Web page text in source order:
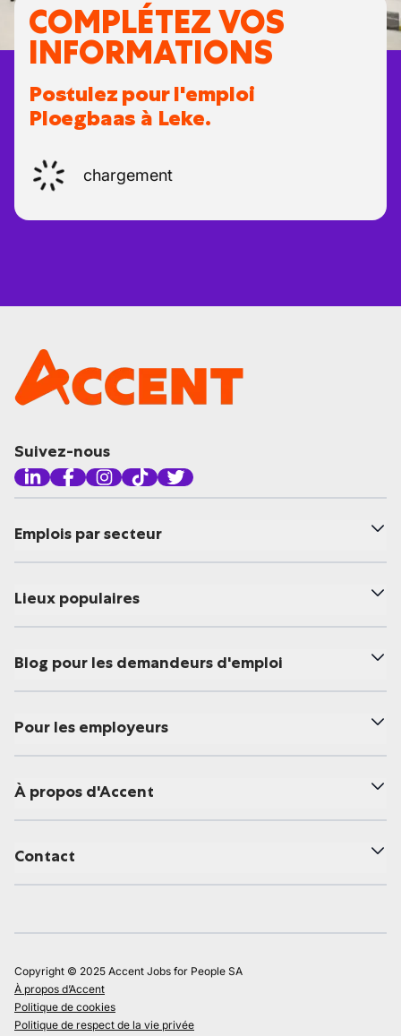
COMPLÉTEZ VOS
INFORMATIONS
Postulez pour l'emploi
Ploegbaas à Leke.
chargement
Suivez-nous
Emplois par secteur
Lieux populaires
Blog pour les demandeurs d'emploi
Pour les employeurs
À propos d'Accent
Contact
Copyright © 2025 Accent Jobs for People SA
À propos d’Accent
Politique de cookies
Politique de respect de la vie privée